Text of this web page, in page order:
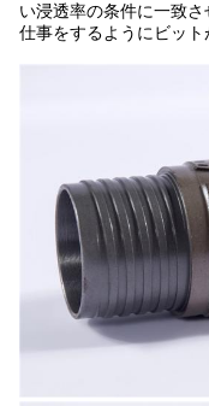
い浸透率の条件に一致
仕事をするようにビット